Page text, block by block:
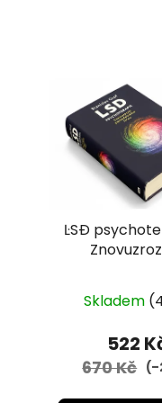
ĿSÐ
léčení
Grof)
Skladem
522
670 Kč